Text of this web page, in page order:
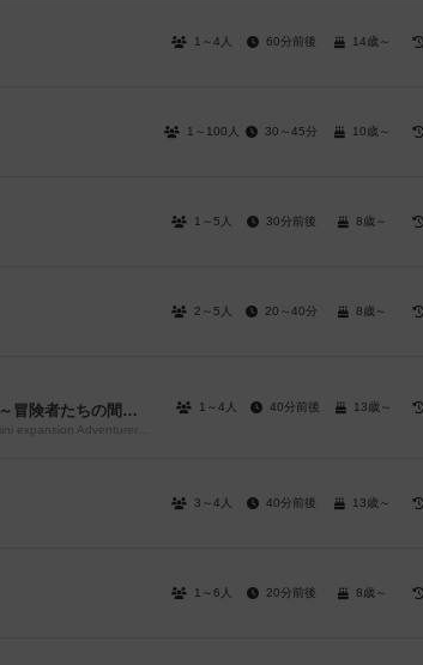
1～4人 60分前後 14歳～
1～100人 30～45分 10歳～
1～5人 30分前後 8歳～
2～5人 20～40分 8歳～
らくらく冒険者の幸せ異世界ライフミニ拡張～冒険者たちの間奏曲～ 1～4人 40分前後 13歳～
3～4人 40分前後 13歳～
1～6人 20分前後 8歳～